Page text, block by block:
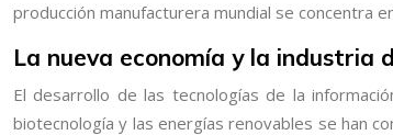
producción manufacturera mundial se concentra
La nueva economía y la industria
El desarrollo de las tecnologías de la
biotecnología y las energías renovables se han